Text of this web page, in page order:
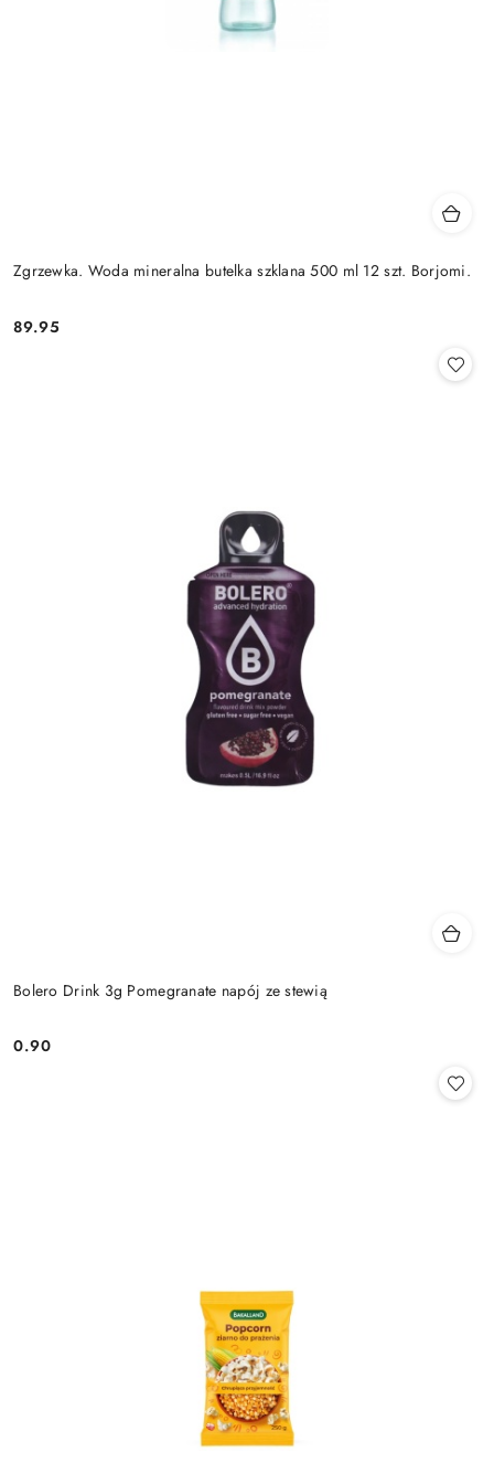
Zgrzewka. Woda mineralna butelka szklana 500 ml 12 szt. Borjomi.
Cena:
89.95
Bolero Drink 3g Pomegranate napój ze stewią
Cena:
0.90